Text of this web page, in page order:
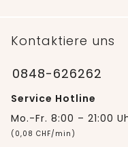
Kontaktiere uns
0848-626262
Service Hotline
Mo.-Fr. 8:00 – 21:00
(0,08 CHF/min)